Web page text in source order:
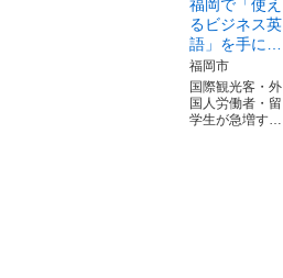
福岡で「使え
るビジネス英
語」を手に…
福岡市
国際観光客・外
国人労働者・留
学生が急増す…